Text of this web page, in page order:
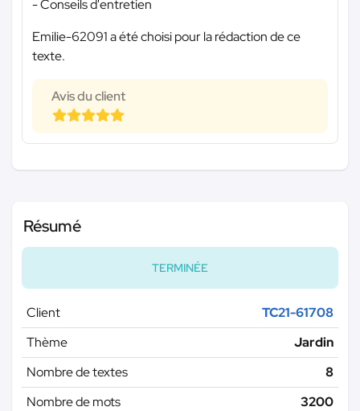
- Conseils d'entretien
Emilie-62091 a été choisi pour la rédaction de ce
texte.
Avis du client
Résumé
TERMINÉE
Client
TC21-61708
Thème
Jardin
Nombre de textes
8
Nombre de mots
3200